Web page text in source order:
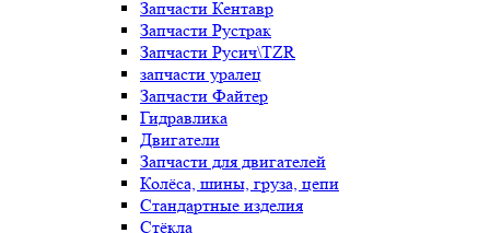
Запчасти Кентавр
Запчасти Рустрак
Запчасти Русич\TZR
запчасти уралец
Запчасти Файтер
Гидравлика
Двигатели
Запчасти для двигателей
Колёса, шины, груза, цепи
Стандартные изделия
Стёкла